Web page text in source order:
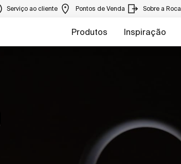
Serviço ao cliente Pontos de Venda Sobre a Roca
Produtos Inspiração